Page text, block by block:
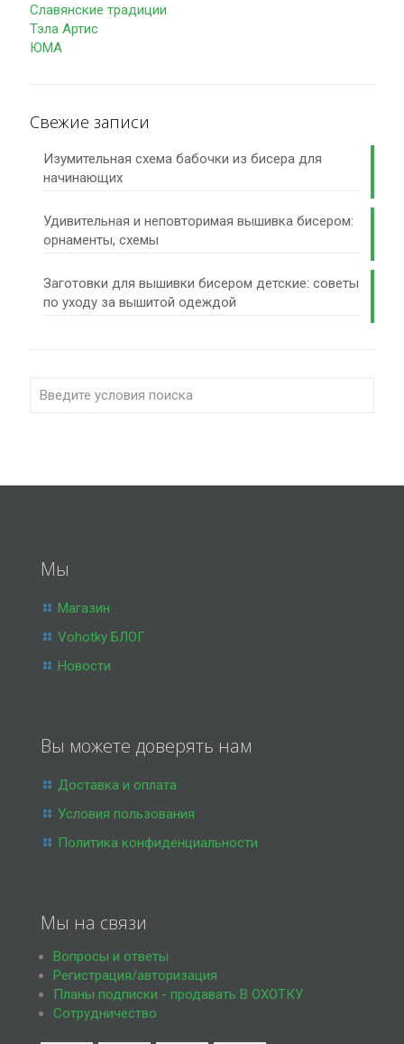
Славянские традиции
Тэла Артис
ЮМА
Свежие записи
Изумительная схема бабочки из бисера для
начинающих
Удивительная и неповторимая вышивка бисером:
орнаменты, схемы
Заготовки для вышивки бисером детские: советы
по уходу за вышитой одеждой
Мы
Магазин
Vohotky БЛОГ
Новости
Вы можете доверять нам
Доставка и оплата
Условия пользования
Политика конфиденциальности
Мы на связи
Вопросы и ответы
Регистрация/авторизация
Планы подписки - продавать В ОХОТКУ
Сотрудничество